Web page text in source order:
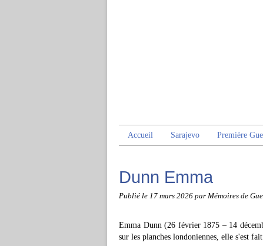
Accueil Sarajevo Première
Dunn Emma
Publié le 17 mars 2026 par Mémoires de
Emma Dunn (26 février 1875 – 14
sur les planches londoniennes, elle s'est